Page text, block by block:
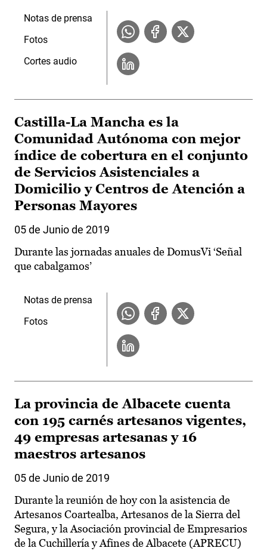
Notas de prensa
Fotos
Cortes audio
Castilla-La Mancha es la
Comunidad Autónoma con mejor
índice de cobertura en el conjunto
de Servicios Asistenciales a
Domicilio y Centros de Atención a
Personas Mayores
05 de Junio de 2019
Durante las jornadas anuales de DomusVi ‘Señal
que cabalgamos’
Notas de prensa
Fotos
La provincia de Albacete cuenta
con 195 carnés artesanos vigentes,
49 empresas artesanas y 16
maestros artesanos
05 de Junio de 2019
Durante la reunión de hoy con la asistencia de
Artesanos Coartealba, Artesanos de la Sierra del
Segura, y la Asociación provincial de Empresarios
de la Cuchillería y Afines de Albacete (APRECU)